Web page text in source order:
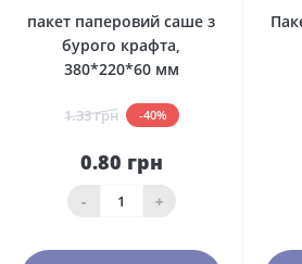
пакет паперовий саше з
бурого крафта,
380*220*60 мм
1.33 грн -40%
0.80 грн
- +